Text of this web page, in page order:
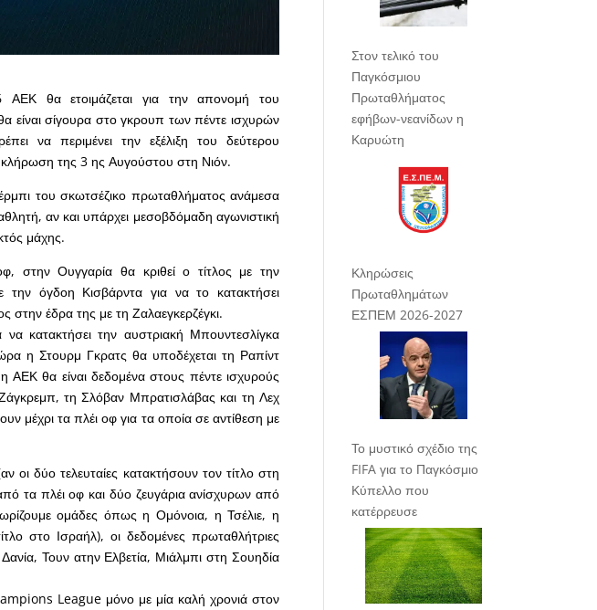
θα ετοιμάζεται για την απονομή του
είναι σίγουρα στο γκρουπ των πέντε ισχυρών
να περιμένει την εξέλιξη του δεύτερου
κλήρωση της 3 ης Αυγούστου στη Νιόν.
του σκωτσέζικο πρωταθλήματος ανάμεσα
αν και υπάρχει μεσοβδόμαδη αγωνιστική
μάχης.
στην Ουγγαρία θα κριθεί ο τίτλος με την
την όγδοη Κισβάρντα για να το κατακτήσει
στην έδρα της με τη Ζαλαεγκερζέγκι.
κατακτήσει την αυστριακή Μπουντεσλίγκα
η Στουρμ Γκρατς θα υποδέχεται τη Ραπίντ
ΑΕΚ θα είναι δεδομένα στους πέντε ισχυρούς
τη Σλόβαν Μπρατισλάβας και τη Λεχ
μέχρι τα πλέι οφ για τα οποία σε αντίθεση με
οι δύο τελευταίες κατακτήσουν τον τίτλο στη
τα πλέι οφ και δύο ζευγάρια ανίσχυρων από
ομάδες όπως η Ομόνοια, η Τσέλιε, η
στο Ισραήλ), οι δεδομένες πρωταθλήτριες
Τουν ατην Ελβετία, Μιάλμπι στη Σουηδία
League μόνο με μία καλή χρονιά στον
Στον τελικό του
Παγκόσμιου
Πρωταθλήματος
εφήβων-νεανίδων η
Καρυώτη
Κληρώσεις
Πρωταθλημάτων
ΕΣΠΕΜ 2026-2027
Το μυστικό σχέδιο της
FIFA για το Παγκόσμιο
Κύπελλο που
κατέρρευσε